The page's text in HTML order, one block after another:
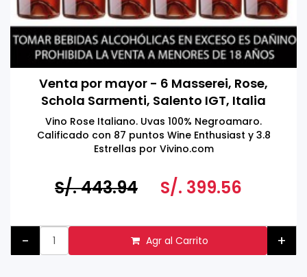
Venta por mayor - 6 Masserei, Rose,
Schola Sarmenti, Salento IGT, Italia
750ml
Vino Rose Italiano. Uvas 100% Negroamaro.
Calificado con 87 puntos Wine Enthusiast y 3.8
Estrellas por Vivino.com
S/. 443.94 S/. 399.56
- Agr al Carrito +